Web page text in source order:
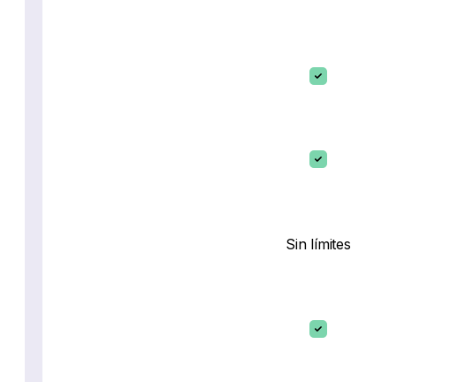
Sin límites